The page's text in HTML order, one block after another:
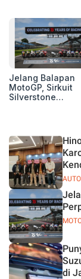
Jelang Balapan
MotoGP, Sirkuit
Silverstone
di